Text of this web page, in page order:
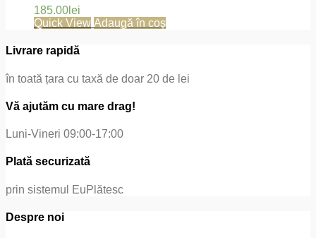
185.00 lei
Quick View Adaugă în coș
Livrare rapidă
în toată țara cu taxă de doar 20 de lei
Vă ajutăm cu mare drag!
Luni-Vineri 09:00-17:00
Plată securizată
prin sistemul EuPlătesc
Despre noi